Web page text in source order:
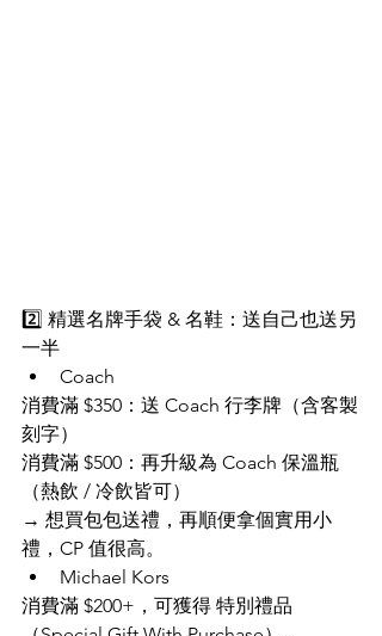
2️⃣ 精選名牌手袋 & 名鞋：送自己也送另
一半
Coach
消費滿 $350：送 Coach 行李牌（含客製
刻字）
消費滿 $500：再升級為 Coach 保溫瓶
（熱飲 / 冷飲皆可）
→ 想買包包送禮，再順便拿個實用小
禮，CP 值很高。
Michael Kors
消費滿 $200+，可獲得 特別禮品